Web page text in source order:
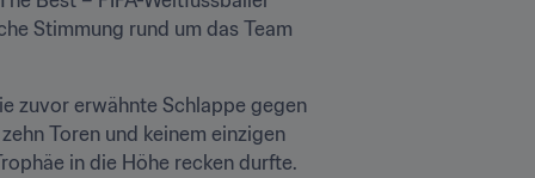
Stimmung rund um das Team
zuvor erwähnte Schlappe gegen
Toren und keinem einzigen
in die Höhe recken durfte.